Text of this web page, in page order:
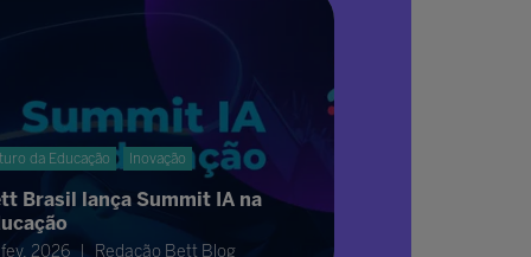
da Educação Inovação
Brasil lança Summit IA na
2026 Redação Bett Blog